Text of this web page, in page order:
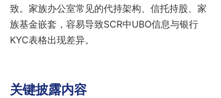
致。家族办公室常见的代持架构、信托持股、家
族基金嵌套，容易导致SCR中UBO信息与银行
KYC表格出现差异。
关键披露内容